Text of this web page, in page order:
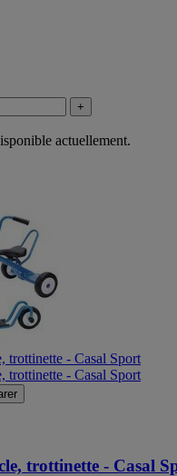
+
actuellement.
trottinette - Casal